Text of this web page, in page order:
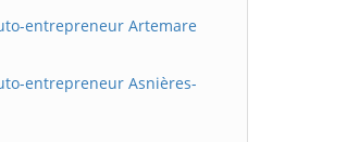
entrepreneur Artemare
entrepreneur Asnières-